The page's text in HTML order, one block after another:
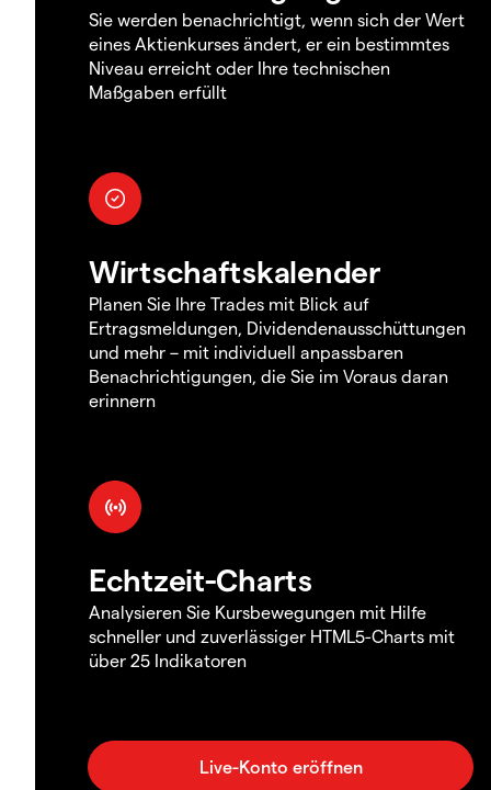
Sie werden benachrichtigt, wenn sich der Wert
eines Aktienkurses ändert, er ein bestimmtes
Niveau erreicht oder Ihre technischen
Maßgaben erfüllt
Wirtschaftskalender
Planen Sie Ihre Trades mit Blick auf
Ertragsmeldungen, Dividendenausschüttungen
und mehr – mit individuell anpassbaren
Benachrichtigungen, die Sie im Voraus daran
erinnern
Echtzeit-Charts
Analysieren Sie Kursbewegungen mit Hilfe
schneller und zuverlässiger HTML5-Charts mit
über 25 Indikatoren